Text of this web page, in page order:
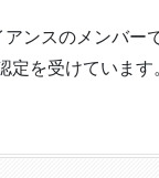
ンスのメンバ
を受けています。